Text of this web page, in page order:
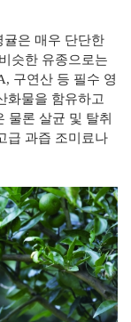
귤은 매우 단단한
슷한 유종으로는
구연산 등 필수 영
화물을 함유하고
물론 살균 및 탈취
급 과즙 조미료나